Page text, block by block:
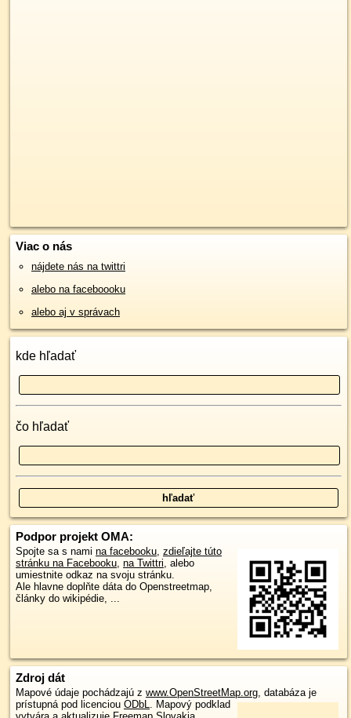
Viac o nás
nájdete nás na twittri
alebo na faceboooku
alebo aj v správach
kde hľadať
čo hľadať
Podpor projekt OMA:
Spojte sa s nami na facebooku, zdieľajte túto
stránku na Facebooku, na Twittri, alebo
umiestnite odkaz na svoju stránku.
Ale hlavne doplňte dáta do Openstreetmap,
články do wikipédie, ...
Zdroj dát
Mapové údaje pochádzajú z www.OpenStreetMap.org, databáza je
prístupná pod licenciou ODbL. Mapový podklad